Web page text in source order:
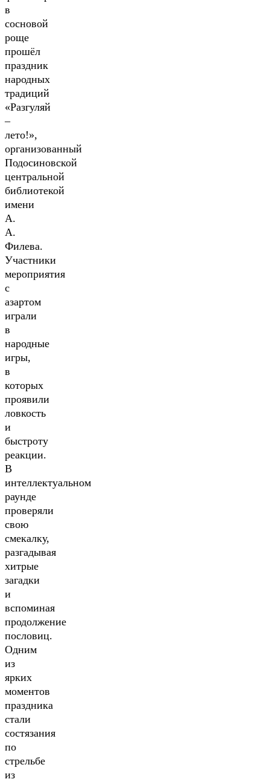
в
сосновой
роще
прошёл
праздник
народных
традиций
«Разгуляй
–
лето!»,
организованный
Подосиновской
центральной
библиотекой
имени
А.
А.
Филева.
Участники
мероприятия
с
азартом
играли
в
народные
игры,
в
которых
проявили
ловкость
и
быстроту
реакции.
В
интеллектуальном
раунде
проверяли
свою
смекалку,
разгадывая
хитрые
загадки
и
вспоминая
продолжение
пословиц.
Одним
из
ярких
моментов
праздника
стали
состязания
по
стрельбе
из